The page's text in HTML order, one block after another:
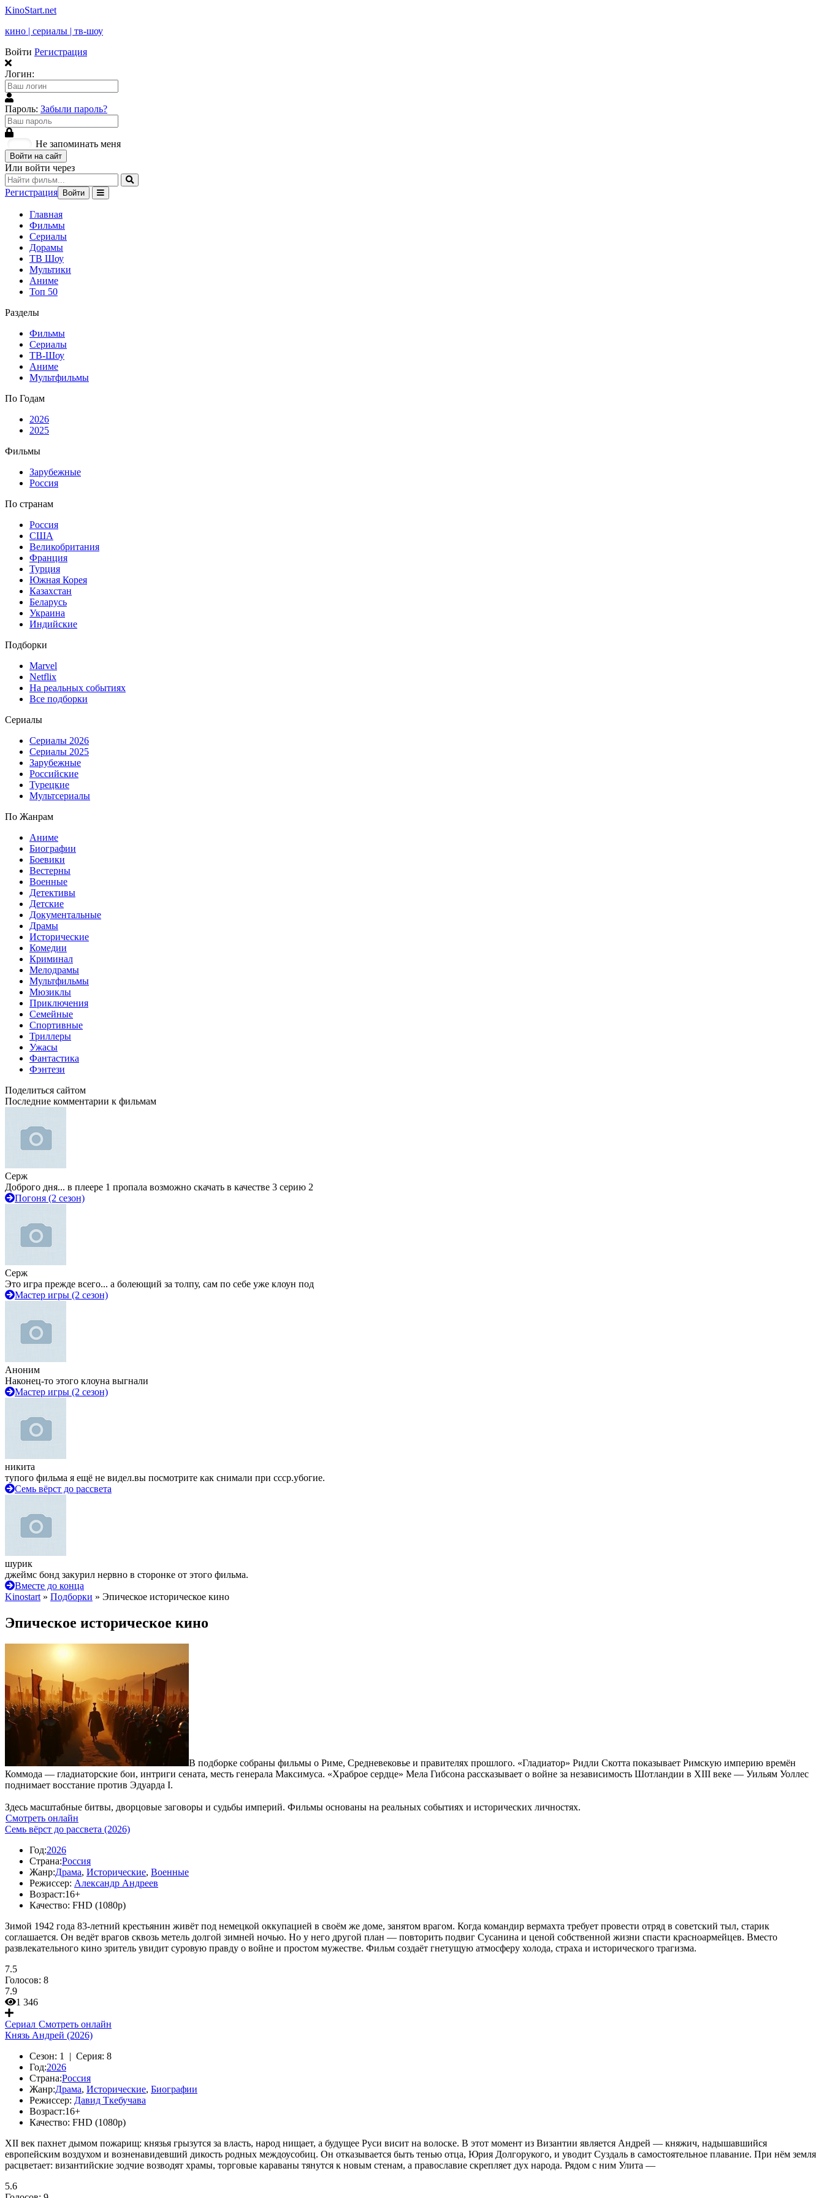
KinoStart.net
кино | сериалы | тв-шоу
Войти Регистрация
Логин:
Пароль: Забыли пароль?
Не запоминать меня
Войти на сайт
Или войти через
Регистрация Войти
Главная
Фильмы
Сериалы
Дорамы
ТВ Шоу
Мультики
Аниме
Топ 50
Разделы
Фильмы
Сериалы
ТВ-Шоу
Аниме
Мультфильмы
По Годам
2026
2025
Фильмы
Зарубежные
Россия
По странам
Россия
США
Великобритания
Франция
Турция
Южная Корея
Казахстан
Беларусь
Украина
Индийские
Подборки
Marvel
Netflix
На реальных событиях
Все подборки
Сериалы
Сериалы 2026
Сериалы 2025
Зарубежные
Российские
Турецкие
Мультсериалы
По Жанрам
Аниме
Биографии
Боевики
Вестерны
Военные
Детективы
Детские
Документальные
Драмы
Исторические
Комедии
Криминал
Мелодрамы
Мультфильмы
Мюзиклы
Приключения
Семейные
Спортивные
Триллеры
Ужасы
Фантастика
Фэнтези
Поделиться сайтом
Последние комментарии к фильмам
Серж
Доброго дня... в плеере 1 пропала возможно скачать в качестве 3 серию 2
Погоня (2 сезон)
Серж
Это игра прежде всего... а болеющий за толпу, сам по себе уже клоун под
Мастер игры (2 сезон)
Аноним
Наконец-то этого клоуна выгнали
Мастер игры (2 сезон)
никита
тупого фильма я ещё не видел.вы посмотрите как снимали при ссср.убогие.
Семь вёрст до рассвета
шурик
джеймс бонд закурил нервно в сторонке от этого фильма.
Вместе до конца
Kinostart » Подборки » Эпическое историческое кино
Эпическое историческое кино
В подборке собраны фильмы о Риме, Средневековье и правителях прошлого. «Гладиатор» Ридли Скотта показывает Римскую империю времён
Коммода — гладиаторские бои, интриги сената, месть генерала Максимуса. «Храброе сердце» Мела Гибсона рассказывает о войне за независимость Шотландии в XIII веке — Уильям Уоллес
поднимает восстание против Эдуарда I.
Здесь масштабные битвы, дворцовые заговоры и судьбы империй. Фильмы основаны на реальных событиях и исторических личностях.
Смотреть онлайн
Семь вёрст до рассвета (2026)
Год:2026
Страна:Россия
Жанр:Драма, Исторические, Военные
Режиссер: Александр Андреев
Возраст:16+
Качество: FHD (1080p)
Зимой 1942 года 83-летний крестьянин живёт под немецкой оккупацией в своём же доме, занятом врагом. Когда командир вермахта требует провести отряд в советский тыл, старик
соглашается. Он ведёт врагов сквозь метель долгой зимней ночью. Но у него другой план — повторить подвиг Сусанина и ценой собственной жизни спасти красноармейцев. Вместо
развлекательного кино зритель увидит суровую правду о войне и простом мужестве. Фильм создаёт гнетущую атмосферу холода, страха и исторического трагизма.
7.5
Голосов: 8
7.9
1 346
Сериал Смотреть онлайн
Князь Андрей (2026)
Сезон: 1 | Серия: 8
Год:2026
Страна:Россия
Жанр:Драма, Исторические, Биографии
Режиссер: Давид Ткебучава
Возраст:16+
Качество: FHD (1080p)
XII век пахнет дымом пожарищ: князья грызутся за власть, народ нищает, а будущее Руси висит на волоске. В этот момент из Византии является Андрей — княжич, надышавшийся
европейским воздухом и возненавидевший дикость родных междоусобиц. Он отказывается быть тенью отца, Юрия Долгорукого, и уводит Суздаль в самостоятельное плавание. При нём земля
расцветает: византийские зодчие возводят храмы, торговые караваны тянутся к новым стенам, а православие скрепляет дух народа. Рядом с ним Улита —
5.6